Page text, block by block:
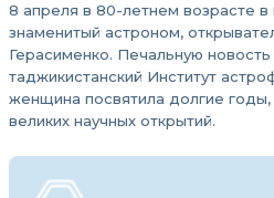
8 апреля в 80-летнем возрасте
знаменитый астроном,
Герасименко. Печальную новость
таджикистанский Институт
женщина посвятила долгие
великих научных открытий.